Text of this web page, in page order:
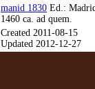
manid 1830 Ed.:
1460 ca. ad quem.
Created 2011-08-15
Updated 2012-12-27